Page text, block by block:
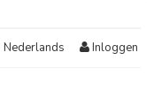
Nederlands Inloggen